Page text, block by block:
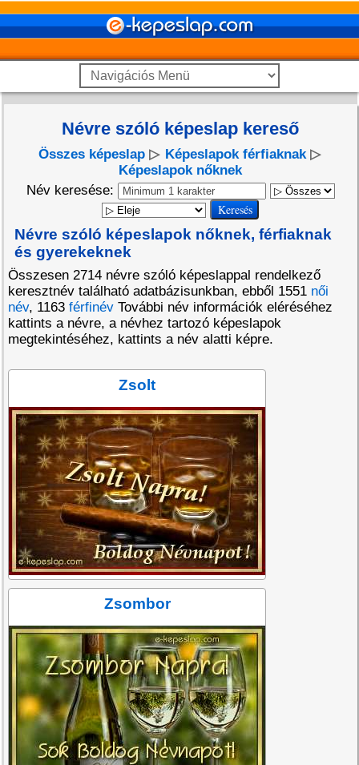
Névre szóló képeslap kereső
Összes képeslap ▷ Képeslapok férfiaknak ▷
Képeslapok nőknek
Név keresése:
Névre szóló képeslapok nőknek, férfiaknak
és gyerekeknek
Összesen 2714 névre szóló képeslappal rendelkező
keresztnév található adatbázisunkban, ebből 1551 női
név, 1163 férfinév További név információk eléréséhez
kattints a névre, a névhez tartozó képeslapok
megtekintéséhez, kattints a név alatti képre.
Zsolt
Zsombor